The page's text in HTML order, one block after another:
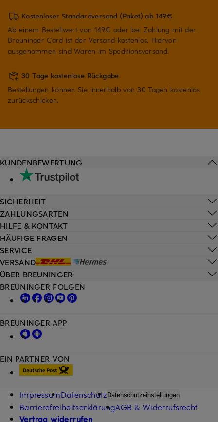
Kostenloser Standardversand (Paket) ab 149€
Ab einem Bestellwert von 149€ oder bei Zahlung mit der
Breuninger Card ist der Versand kostenlos. Hiervon
ausgenommen sind Waren im Speditionsversand.
30 Tage kostenlose Rückgabe
Bestellungen können Sie innerhalb von 30 Tagen kostenlos
zurückschicken.
HILFE & KONTAKT
HÄUFIGE FRAGEN
SERVICE
VERSAND
KUNDENBEWERTUNG
SICHERHEIT
ZAHLUNGSARTEN
ÜBER BREUNINGER
EIN PARTNER VON
BREUNINGER FOLGEN
BREUNINGER APP
ImpressumDatenschutz Datenschutzeinstellungen
BarrierefreiheitserklärungAGB & Widerrufsrecht
Vertrag widerrufen